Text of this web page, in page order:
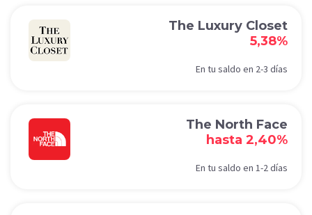
The Luxury Closet
5,38%
En tu saldo en 2-3 días
The North Face
hasta 2,40%
En tu saldo en 1-2 días